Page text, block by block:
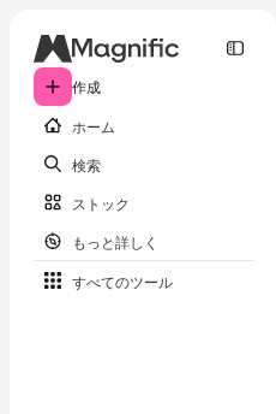
作成
ホーム
検索
ストック
もっと詳しく
すべてのツール